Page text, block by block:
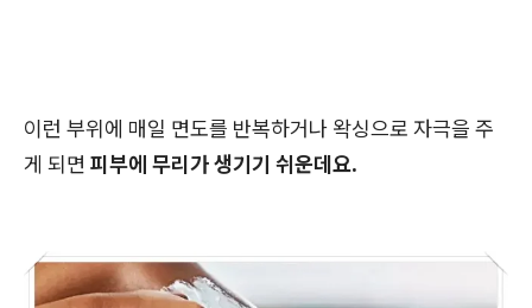
이런 부위에 매일 면도를 반복하거나 왁싱으로 자극을 주
게 되면 피부에 무리가 생기기 쉬운데요.